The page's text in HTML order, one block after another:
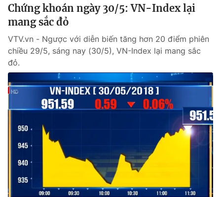
® Cấm sao chép dưới mọi hình thức nếu không có sự chấp
thuận bằng văn bản. Ghi rõ nguồn VTV.vn khi phát hành lại
thông tin từ website này.
Chứng khoán ngày 30/5: VN-Index lại
mang sắc đỏ
VTV.vn - Ngược với diễn biến tăng hơn 20 điểm phiên
chiều 29/5, sáng nay (30/5), VN-Index lại mang sắc
đỏ.